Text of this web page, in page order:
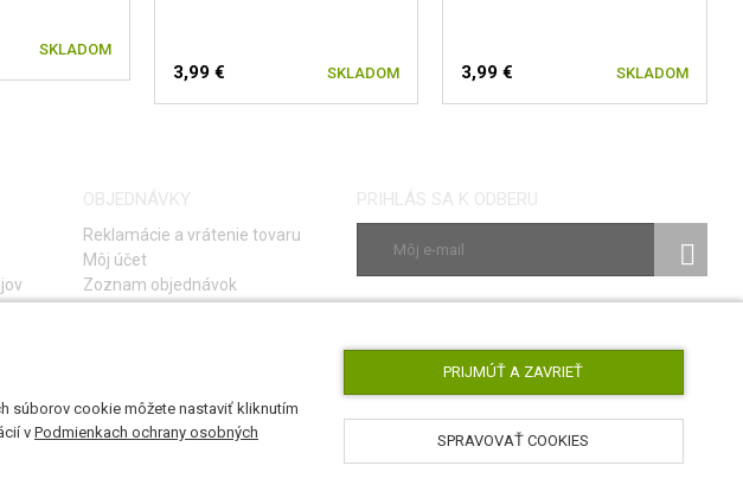
SKLADOM
3,99 € SKLADOM 3,99 € SKLADOM
OBJEDNÁVKY
Reklamácie a vrátenie tovaru
Môj účet
Zoznam objednávok
PRIHLÁS SA K ODBERU
AirsoftPro.sk © 2026
súborov cookie môžete nastaviť kliknutím
v Podmienkach ochrany osobných
PRIJMÚŤ A ZAVRIEŤ
SPRAVOVAŤ COOKIES